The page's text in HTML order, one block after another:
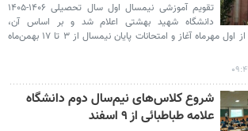
تقویم آموزشی نیمسال اول سال تحصیلی ۱۴۰۶-۱۴۰۵
دانشگاه شهید بهشتی اعلام شد و بر اساس آن،
کلاس‌های درس از اول مهرماه آغاز و امتحانات پایان نیمسال از ۳ تا ۱۷ بهمن‌ماه
شروع کلاس‌های نیم‌سال دوم دانشگاه
علامه طباطبائی از ۹ اسفند